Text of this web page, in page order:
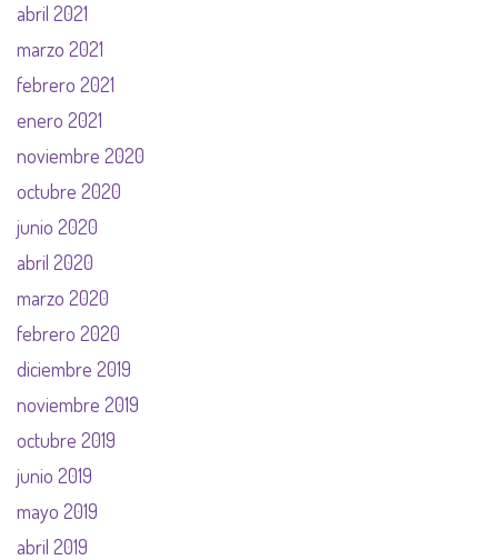
abril 2021
marzo 2021
febrero 2021
enero 2021
noviembre 2020
octubre 2020
junio 2020
abril 2020
marzo 2020
febrero 2020
diciembre 2019
noviembre 2019
octubre 2019
junio 2019
mayo 2019
abril 2019